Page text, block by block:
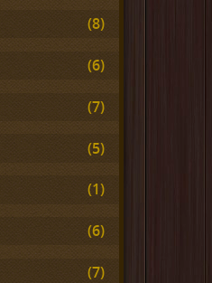
(8)
(6)
(7)
(5)
(1)
(6)
(7)